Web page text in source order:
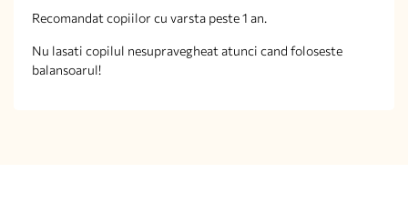
Recomandat copiilor cu varsta peste 1 an.
Nu lasati copilul nesupravegheat atunci cand foloseste
balansoarul!